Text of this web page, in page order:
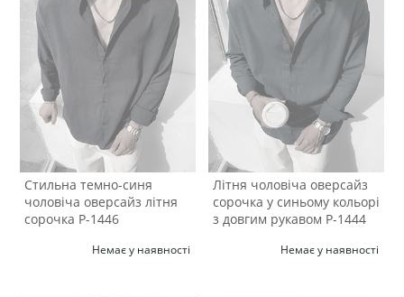
Стильна темно-синя
чоловіча оверсайз літня
сорочка Р-1446
Немає у наявності
Літня чоловіча оверсайз
сорочка у синьому кольорі
з довгим рукавом Р-1444
Немає у наявності